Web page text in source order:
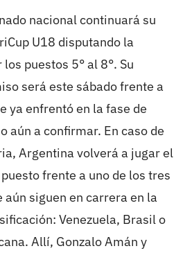
nacional continuará su
U18 disputando la
puestos 5° al 8°. Su
será este sábado frente a
ya enfrentó en la fase de
aún a confirmar. En caso de
Argentina volverá a jugar el
frente a uno de los tres
aún siguen en carrera en la
Venezuela, Brasil o
Allí, Gonzalo Amán y